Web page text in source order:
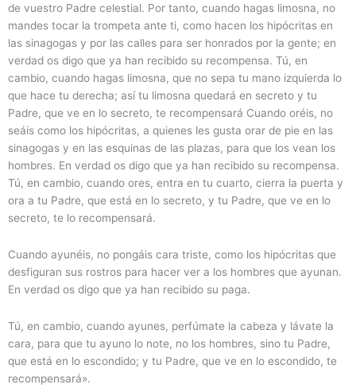
de vuestro Padre celestial. Por tanto, cuando hagas limosna, no
mandes tocar la trompeta ante ti, como hacen los hipócritas en
las sinagogas y por las calles para ser honrados por la gente; en
verdad os digo que ya han recibido su recompensa. Tú, en
cambio, cuando hagas limosna, que no sepa tu mano izquierda lo
que hace tu derecha; así tu limosna quedará en secreto y tu
Padre, que ve en lo secreto, te recompensará Cuando oréis, no
seáis como los hipócritas, a quienes les gusta orar de pie en las
sinagogas y en las esquinas de las plazas, para que los vean los
hombres. En verdad os digo que ya han recibido su recompensa.
Tú, en cambio, cuando ores, entra en tu cuarto, cierra la puerta y
ora a tu Padre, que está en lo secreto, y tu Padre, que ve en lo
secreto, te lo recompensará.
Cuando ayunéis, no pongáis cara triste, como los hipócritas que
desfiguran sus rostros para hacer ver a los hombres que ayunan.
En verdad os digo que ya han recibido su paga.
Tú, en cambio, cuando ayunes, perfúmate la cabeza y lávate la
cara, para que tu ayuno lo note, no los hombres, sino tu Padre,
que está en lo escondido; y tu Padre, que ve en lo escondido, te
recompensará».